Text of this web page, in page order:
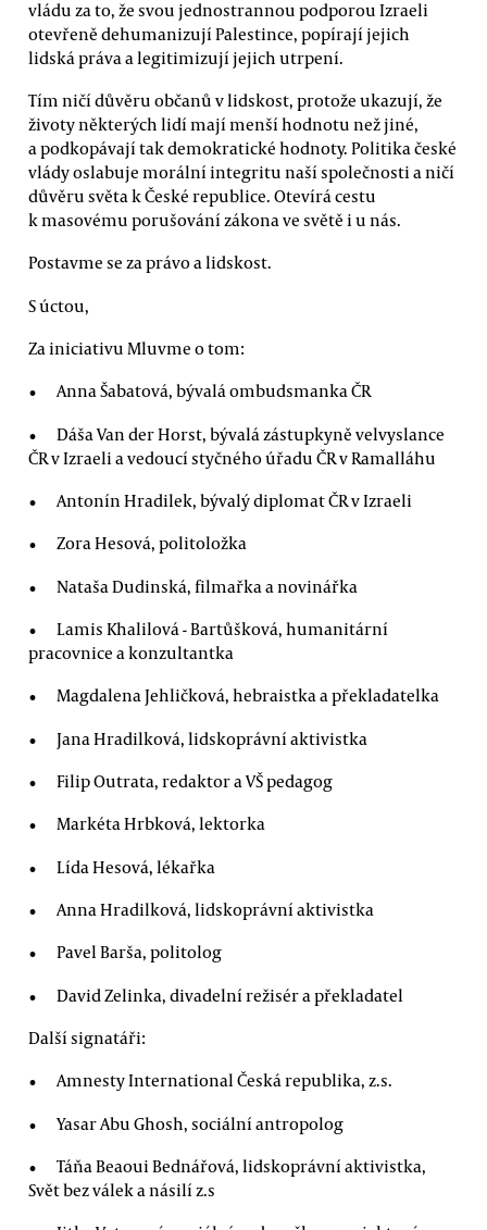
vládu za to, že svou jednostrannou podporou Izraeli
otevřeně dehumanizují Palestince, popírají jejich
lidská práva a legitimizují jejich utrpení.
Tím ničí důvěru občanů v lidskost, protože ukazují, že
životy některých lidí mají menší hodnotu než jiné,
a podkopávají tak demokratické hodnoty. Politika české
vlády oslabuje morální integritu naší společnosti a ničí
důvěru světa k České republice. Otevírá cestu
k masovému porušování zákona ve světě i u nás.
Postavme se za právo a lidskost.
S úctou,
Za iniciativu Mluvme o tom:
Anna Šabatová, bývalá ombudsmanka ČR
Dáša Van der Horst, bývalá zástupkyně velvyslance
ČR v Izraeli a vedoucí styčného úřadu ČR v Ramalláhu
Antonín Hradilek, bývalý diplomat ČR v Izraeli
Zora Hesová, politoložka
Nataša Dudinská, filmařka a novinářka
Lamis Khalilová - Bartůšková, humanitární
pracovnice a konzultantka
Magdalena Jehličková, hebraistka a překladatelka
Jana Hradilková, lidskoprávní aktivistka
Filip Outrata, redaktor a VŠ pedagog
Markéta Hrbková, lektorka
Lída Hesová, lékařka
Anna Hradilková, lidskoprávní aktivistka
Pavel Barša, politolog
David Zelinka, divadelní režisér a překladatel
Další signatáři:
Amnesty International Česká republika, z.s.
Yasar Abu Ghosh, sociální antropolog
Táňa Beaoui Bednářová, lidskoprávní aktivistka,
Svět bez válek a násilí z.s